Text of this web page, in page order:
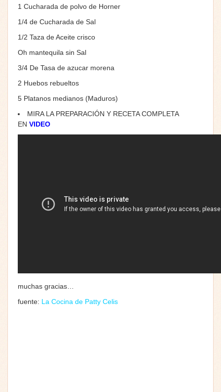
1 Cucharada de polvo de Horner
1/4 de Cucharada de Sal
1/2 Taza de Aceite crisco
Oh mantequila sin Sal
3/4 De Tasa de azucar morena
2 Huebos rebueltos
5 Platanos medianos (Maduros)
MIRA LA PREPARACIÓN Y RECETA COMPLETA
EN VIDEO
muchas gracias…
fuente: La Cocina de Patty Celis